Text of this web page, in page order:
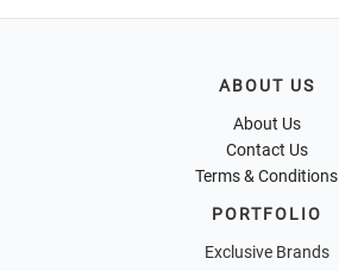
ABOUT US
About Us
Contact Us
Terms & Conditions
PORTFOLIO
Exclusive Brands